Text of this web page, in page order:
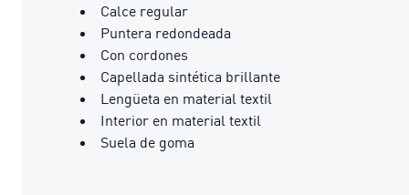
Calce regular
Puntera redondeada
Con cordones
Capellada sintética brillante
Lengüeta en material textil
Interior en material textil
Suela de goma